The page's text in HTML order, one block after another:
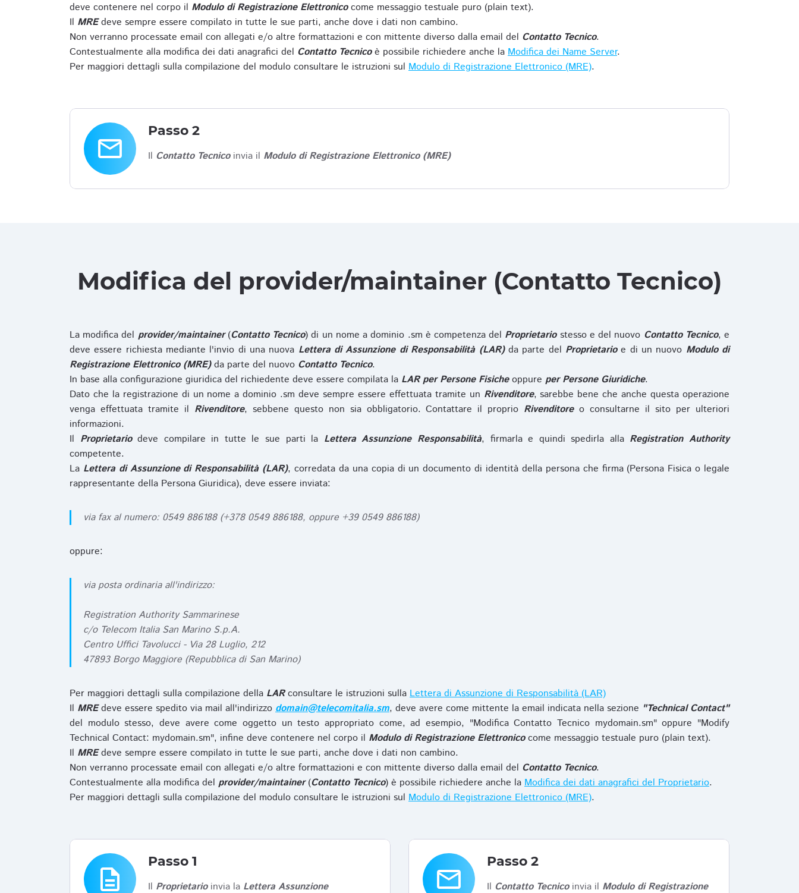
deve contenere nel corpo il Modulo di Registrazione Elettronicocome messaggio testuale puro (plain text).
Il MREdeve sempre essere compilato in tutte le sue parti, anche dove i dati non cambino.
Non verranno processate email con allegati e/o altre formattazioni e con mittente diverso dalla email del Contatto Tecnico.
Contestualmente alla modifica dei dati anagrafici del Contatto Tecnicoè possibile richiedere anche la Modifica dei Name Server.
Per maggiori dettagli sulla compilazione del modulo consultare le istruzioni sul Modulo di Registrazione Elettronico (MRE).
email
Passo 2
Il Contatto Tecnicoinvia il Modulo di Registrazione Elettronico (MRE)
Modifica del provider/maintainer (Contatto Tecnico)
La modifica del provider/maintainer(Contatto Tecnico) di un nome a dominio .sm è competenza del Proprietariostesso e del nuovo Contatto Tecnico, e
deve essere richiesta mediante l'invio di una nuova Lettera di Assunzione di Responsabilità (LAR)da parte del Proprietarioe di un nuovo Modulo di
Registrazione Elettronico (MRE)da parte del nuovo Contatto Tecnico.
In base alla configurazione giuridica del richiedente deve essere compilata la LAR per Persone Fisicheoppure per Persone Giuridiche.
Dato che la registrazione di un nome a dominio .sm deve sempre essere effettuata tramite un Rivenditore, sarebbe bene che anche questa operazione
venga effettuata tramite il Rivenditore, sebbene questo non sia obbligatorio. Contattare il proprio Rivenditoreo consultarne il sito per ulteriori
informazioni.
Il Proprietariodeve compilare in tutte le sue parti la Lettera Assunzione Responsabilità, firmarla e quindi spedirla alla Registration Authority
competente.
La Lettera di Assunzione di Responsabilità (LAR), corredata da una copia di un documento di identità della persona che firma (Persona Fisica o legale
rappresentante della Persona Giuridica), deve essere inviata:
via fax al numero: 0549 886188 (+378 0549 886188, oppure +39 0549 886188)
oppure:
via posta ordinaria all'indirizzo:
Registration Authority Sammarinese
c/o Telecom Italia San Marino S.p.A.
Centro Uffici Tavolucci - Via 28 Luglio, 212
47893 Borgo Maggiore (Repubblica di San Marino)
Per maggiori dettagli sulla compilazione della LARconsultare le istruzioni sulla Lettera di Assunzione di Responsabilità (LAR)
Il MREdeve essere spedito via mail all'indirizzo domain@telecomitalia.sm, deve avere come mittente la email indicata nella sezione "Technical Contact"
del modulo stesso, deve avere come oggetto un testo appropriato come, ad esempio, "Modifica Contatto Tecnico mydomain.sm" oppure "Modify
Technical Contact: mydomain.sm", infine deve contenere nel corpo il Modulo di Registrazione Elettronicocome messaggio testuale puro (plain text).
Il MREdeve sempre essere compilato in tutte le sue parti, anche dove i dati non cambino.
Non verranno processate email con allegati e/o altre formattazioni e con mittente diverso dalla email del Contatto Tecnico.
Contestualmente alla modifica del provider/maintainer(Contatto Tecnico) è possibile richiedere anche la Modifica dei dati anagrafici del Proprietario.
Per maggiori dettagli sulla compilazione del modulo consultare le istruzioni sul Modulo di Registrazione Elettronico (MRE).
description
Passo 1
Il Proprietarioinvia la Lettera Assunzione email
Passo 2
Il Contatto Tecnicoinvia il Modulo di Registrazione